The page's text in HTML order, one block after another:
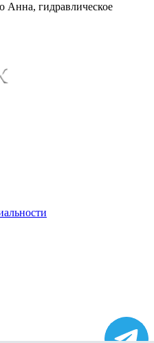
Анна, гидравлическое